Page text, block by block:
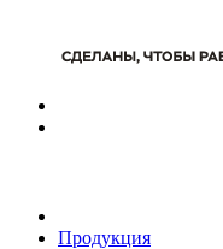
Продукция